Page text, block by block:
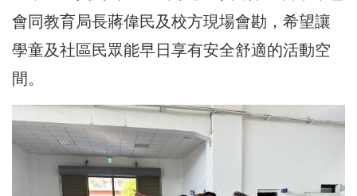
會同教育局長蔣偉民及校方現場會勘，希望讓
學童及社區民眾能早日享有安全舒適的活動空
間。